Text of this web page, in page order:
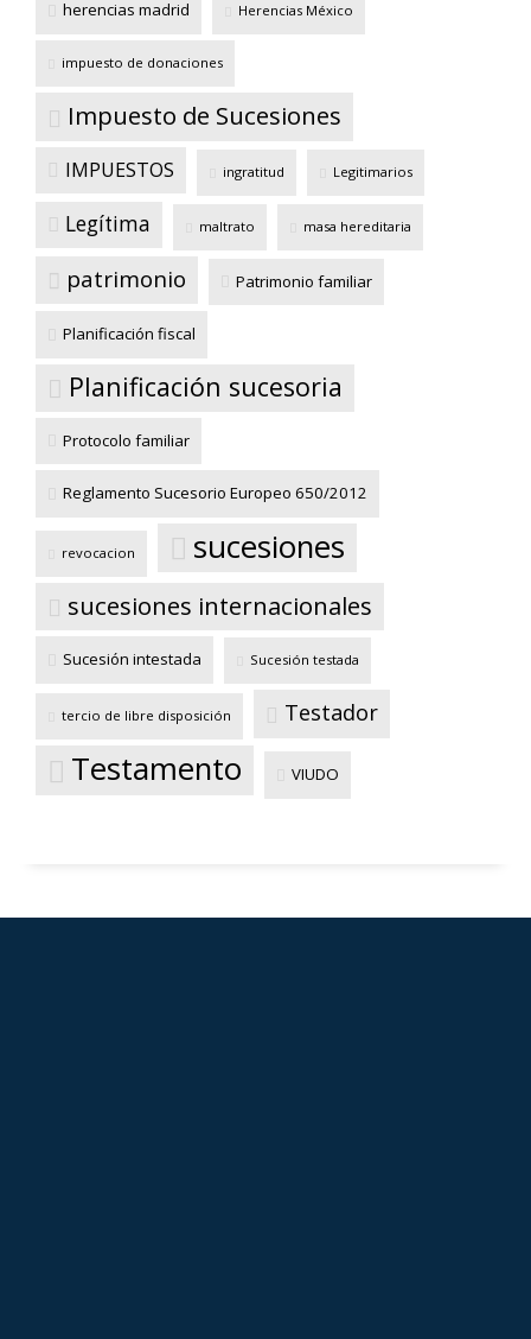
herencias madrid Herencias México
impuesto de donaciones
Impuesto de Sucesiones
IMPUESTOS ingratitud Legitimarios
Legítima maltrato masa hereditaria
patrimonio Patrimonio familiar
Planificación fiscal
Planificación sucesoria
Protocolo familiar
Reglamento Sucesorio Europeo 650/2012
revocacion sucesiones
sucesiones internacionales
Sucesión intestada Sucesión testada
tercio de libre disposición Testador
Testamento VIUDO